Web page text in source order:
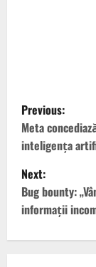
P
o
s
t
n
Previous:
Meta
inteligența
Next:
Bug bounty:
informații